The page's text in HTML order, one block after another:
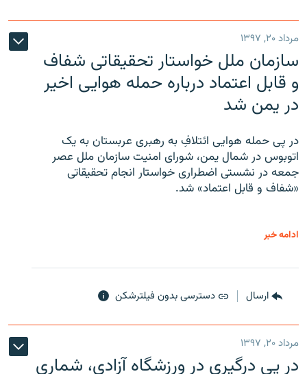
مرداد ۲۰, ۱۳۹۷
سازمان ملل خواستار تحقیقاتی شفاف
و قابل اعتماد درباره حمله هوایی اخیر
در یمن شد
در پی حمله هوایی ائتلافِ به رهبری عربستان به یک
اتوبوس در شمال یمن، شورای امنیت سازمان ملل عصر
جمعه در نشستی اضطراری خواستار انجام تحقیقاتی
«شفاف و قابل اعتماد» شد.
ادامه خبر
ارسال دسترسی بدون فیلترشکن
مرداد ۲۰, ۱۳۹۷
در پی درگیری در ورزشگاه آزادی، شماری